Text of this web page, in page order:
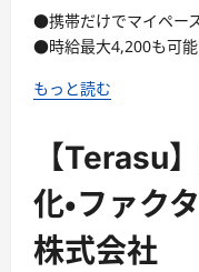
●携帯だけでマイペー
●時給最大4,200も可
もっと読む
【Terasu
化・ファク
株式会社